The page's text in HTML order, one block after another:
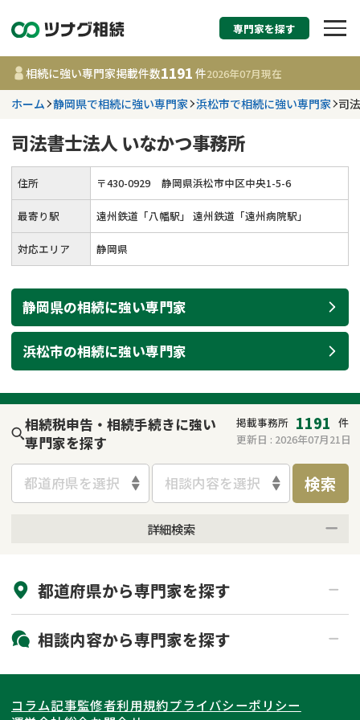
相続税申告・相続手
す
都道府県を選択
事務所 1191
件
遺言書作成・遺言執行
相続登記
遺留分侵害額請求
贈与税
相続人調査
不動産評価(相続不動
産)
費用相場
コラム
相続手続き
不動産の相続
相続登記
調査・アンケート
専門家を探す
相続に強い専門家掲載件数1191 件2026年07月現在
ホーム 静岡県で相続に強い専門家 浜松市で相続に強い専門家 司
司法書士法人 いなかつ事務所
住所 〒430-0929 静岡県浜松市中区中央1-5-6
最寄り駅 遠州鉄道「八幡駅」 遠州鉄道「遠州病院駅」
対応エリア 静岡県
静岡県の相続に強い専門家
浜松市の相続に強い専門家
相続税申告・相続手続きに強い
専門家を探す
掲載事務所 1191 件
更新日 : 2026年07月21日
都道府県を選択 相談内容を選択 検索
詳細検索
初回相談無料
土日祝の相談可能
都道府県から専門家を探す
北海道・東北
北海道 青森県
関東
相談内容から専門家を探す
相続登記
遺産分割
コラム記事監修者利用規約プライバシーポリシー